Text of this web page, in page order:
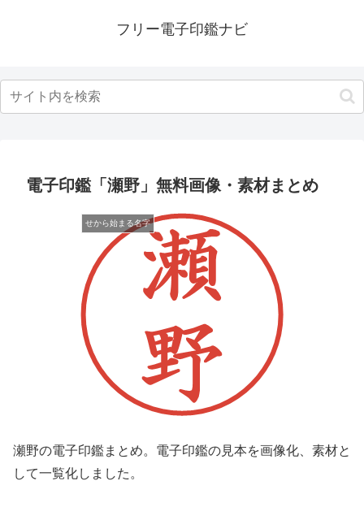
フリー電子印鑑ナビ
電子印鑑「瀬野」無料画像・素材まとめ
せから始まる名字
瀬野の電子印鑑まとめ。電子印鑑の見本を画像化、素材と
して一覧化しました。